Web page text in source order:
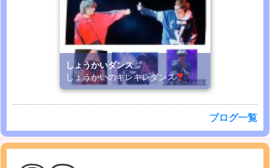
しょうかいダンス
しょうかいのキレキレダンス
ブログ一覧